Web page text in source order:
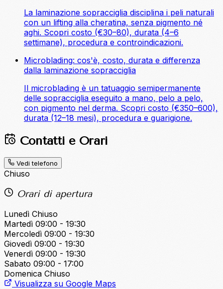
La laminazione sopracciglia disciplina i peli naturali
con un lifting alla cheratina, senza pigmento né
aghi. Scopri costo (€30–80), durata (4–6
settimane), procedura e controindicazioni.
Microblading: cos'è, costo, durata e differenza
dalla laminazione sopracciglia
Il microblading è un tatuaggio semipermanente
delle sopracciglia eseguito a mano, pelo a pelo,
con pigmento nel derma. Scopri costo (€350–600),
durata (12–18 mesi), procedura e guarigione.
Contatti e Orari
Vedi telefono
Chiuso
Orari di apertura
Lunedì Chiuso
Martedì 09:00 - 19:30
Mercoledì 09:00 - 19:30
Giovedì 09:00 - 19:30
Venerdì 09:00 - 19:30
Sabato 09:00 - 17:00
Domenica Chiuso
Visualizza su Google Maps